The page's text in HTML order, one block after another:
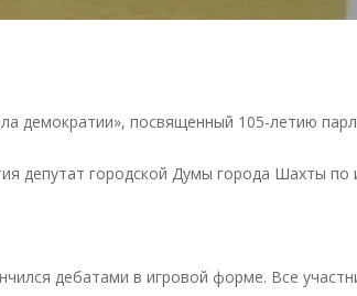
посвященный 105-летию
депутат городской Думы города Шахты по
дебатами в игровой форме. Все